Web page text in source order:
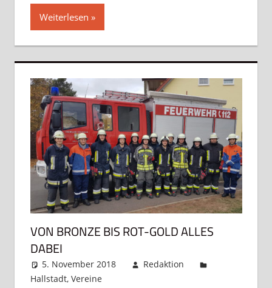
Weiterlesen
VON BRONZE BIS ROT-GOLD ALLES
DABEI
5. November 2018
Redaktion
Hallstadt, Vereine